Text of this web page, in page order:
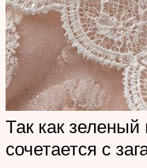
Так как зеленый
сочетается с